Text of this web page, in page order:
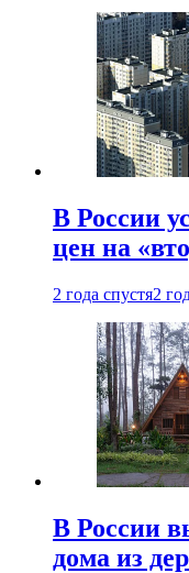
В России
цен на
2 года спустя2
В России
дома из